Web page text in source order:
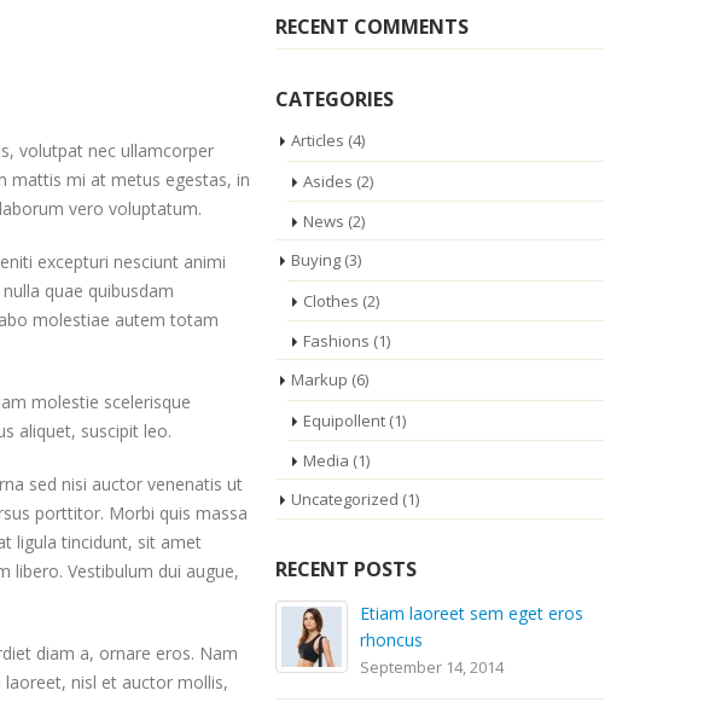
volutpat nec ullamcorper
mattis mi at metus egestas, in
vero voluptatum.
excepturi nesciunt animi
quae quibusdam
molestiae autem totam
molestie scelerisque
aliquet, suscipit leo.
sed nisi auctor venenatis ut
porttitor. Morbi quis massa
ligula tincidunt, sit amet
libero. Vestibulum dui augue,
diam a, ornare eros. Nam
nisl et auctor mollis,
RECENT COMMENTS
CATEGORIES
Articles (4)
Asides (2)
News (2)
Buying(3)
Clothes (2)
Fashions (1)
Markup (6)
Equipollent(1)
Media (1)
Uncategorized (1)
RECENT POSTS
Etiam laoreet sem eget eros
rhoncus
September 14, 2014